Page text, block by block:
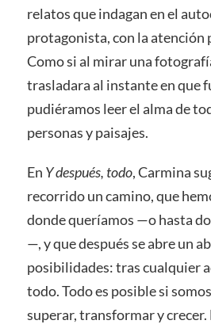
relatos que indagan en el
protagonista, con la atención
Como si al mirar una
trasladara al instante en que
pudiéramos leer el alma de
personas y paisajes.
En Y después, todo, Carmina
recorrido un camino, que
donde queríamos —o hasta
—, y que después se abre un
posibilidades: tras cualquier
todo. Todo es posible si
superar, transformar y crecer.